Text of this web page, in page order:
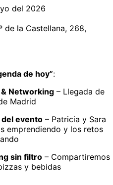
del 2026
de la Castellana, 268,
de hoy”:
Networking – Llegada de
Madrid
del evento – Patricia y Sara
emprendiendo y los retos
sin filtro – Compartiremos
y bebidas